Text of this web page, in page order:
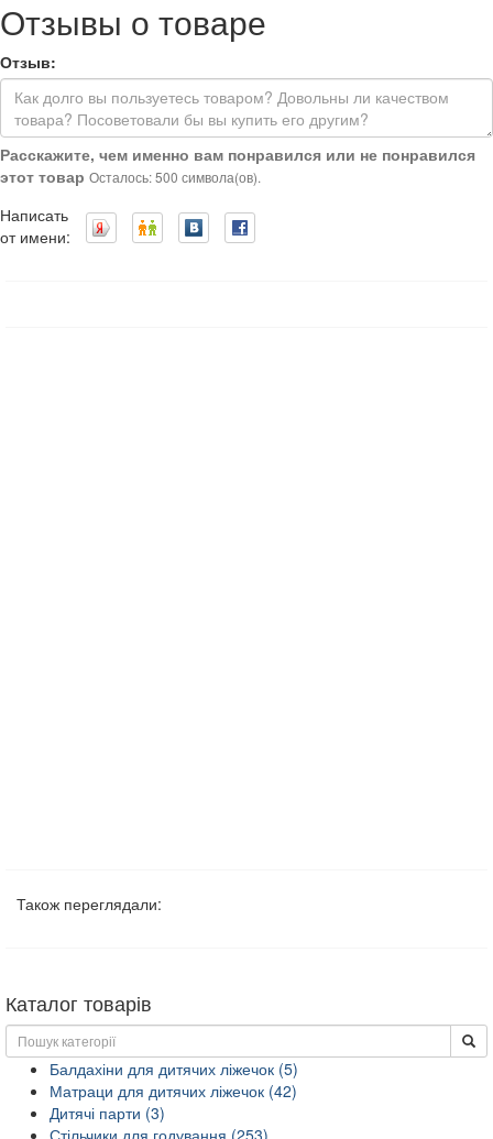
Отзывы о товаре
Отзыв:
Расскажите, чем именно вам понравился или не понравился
этот товар Осталось: 500 символа(ов).
Написать
от имени:
Також переглядали:
Каталог товарів
Балдахіни для дитячих ліжечок (5)
Матраци для дитячих ліжечок (42)
Дитячі парти (3)
Стільчики для годування (253)